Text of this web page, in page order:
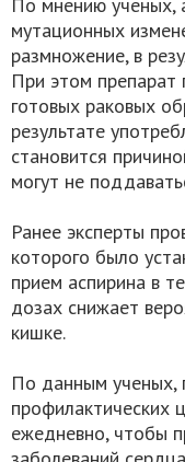
мутационных
размножение, в
При этом препарат
готовых раковых
результате
становится
могут не
Ранее эксперты
которого было
прием аспирина в
дозах снижает
кишке.
По данным ученых,
профилактических
ежедневно, чтобы